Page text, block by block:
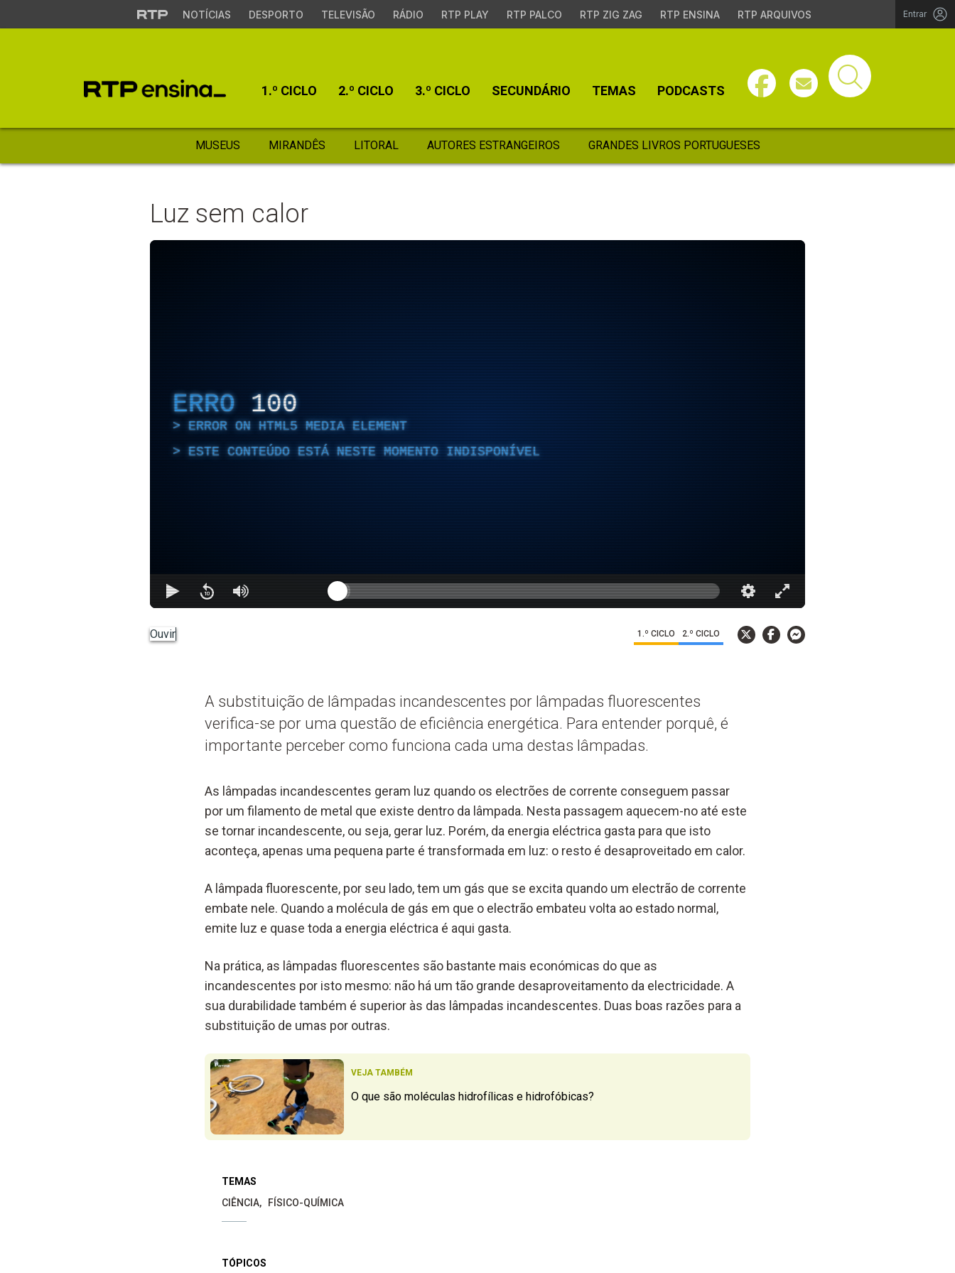
NOTÍCIAS DESPORTO TELEVISÃO RÁDIO RTP PLAY RTP PALCO RTP ZIG ZAG RTP ENSINA RTP ARQUIVOS Entrar
1.º CICLO 2.º CICLO 3.º CICLO SECUNDÁRIO TEMAS PODCASTS
MUSEUS MIRANDÊS LITORAL AUTORES ESTRANGEIROS GRANDES LIVROS PORTUGUESES
Luz sem calor
ERRO 100
ERROR ON HTML5 MEDIA ELEMENT
ESTE CONTEÚDO ESTÁ NESTE MOMENTO INDISPONÍVEL
Ouvir 1.º CICLO 2.º CICLO
A substituição de lâmpadas incandescentes por lâmpadas fluorescentes
verifica-se por uma questão de eficiência energética. Para entender porquê, é
importante perceber como funciona cada uma destas lâmpadas.
As lâmpadas incandescentes geram luz quando os electrões de corrente conseguem passar
por um filamento de metal que existe dentro da lâmpada. Nesta passagem aquecem-no até este
se tornar incandescente, ou seja, gerar luz. Porém, da energia eléctrica gasta para que isto
aconteça, apenas uma pequena parte é transformada em luz: o resto é desaproveitado em calor.
A lâmpada fluorescente, por seu lado, tem um gás que se excita quando um electrão de corrente
embate nele. Quando a molécula de gás em que o electrão embateu volta ao estado normal,
emite luz e quase toda a energia eléctrica é aqui gasta.
Na prática, as lâmpadas fluorescentes são bastante mais económicas do que as
incandescentes por isto mesmo: não há um tão grande desaproveitamento da electricidade. A
sua durabilidade também é superior às das lâmpadas incandescentes. Duas boas razões para a
substituição de umas por outras.
VEJA TAMBÉM
O que são moléculas hidrofílicas e hidrofóbicas?
TEMAS
CIÊNCIA
FÍSICO-QUÍMICA
TÓPICOS